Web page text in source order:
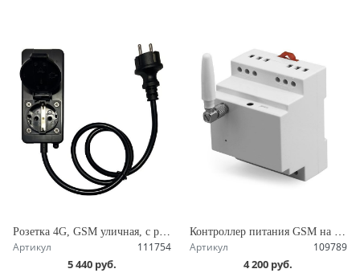
Розетка 4G, GSM уличная, с радиомодулем защитой IP44 и мониторингом подключенной нагрузки, удаленное управление SimPal-WS420
Артикул 111754
5 440 руб.
Контроллер питания GSM на DIN рейку с управлением по СМС и звонку, 16А с нагрузкой 3.5 кВт, контакты для датчиков SimPal-D210
Артикул 109789
4 200 руб.